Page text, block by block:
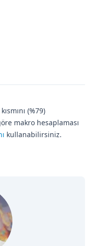
(%79)
makro hesaplaması
kullanabilirsiniz.